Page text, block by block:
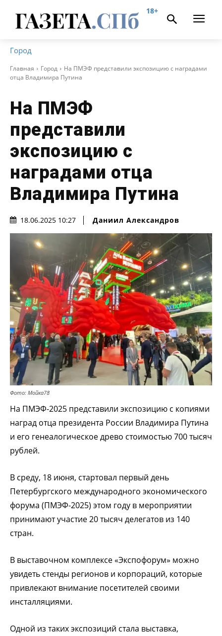
18+
Город
Главная Город
На ПМЭФ представили экспозицию с наградами
отца Владимира Путина
На ПМЭФ
представили
экспозицию с
наградами отца
Владимира Путина
18.06.2025 10:27 Даниил Александров
Фото: Мойка78
На ПМЭФ-2025 представили экспозицию с копиями
наград отца президента России Владимира Путина
и его генеалогическое древо стоимостью 700 тысяч
рублей.
В среду, 18 июня, стартовал первый день
Петербургского международного экономического
форума (ПМЭФ-2025) этом году в мероприятии
принимают участие 20 тысяч делегатов из 140
стран.
В выставочном комплексе «Экспофорум» можно
увидеть стенды регионов и корпораций, которые
привлекают внимание посетителей своими
инсталляциями.
Одной из таких экспозиций стала выставка,